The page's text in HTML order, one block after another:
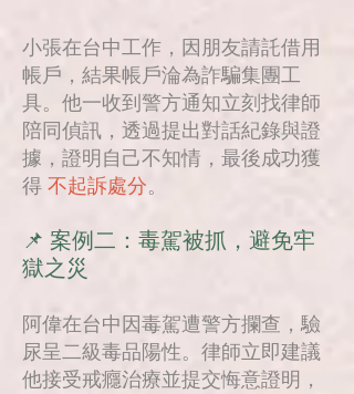
小張在台中工作，因朋友請託借用
帳戶，結果帳戶淪為詐騙集團工
具。他一收到警方通知立刻找律師
陪同偵訊，透過提出對話紀錄與證
據，證明自己不知情，最後成功獲
得 不起訴處分。
📌 案例二：毒駕被抓，避免牢
獄之災
阿偉在台中因毒駕遭警方攔查，驗
尿呈二級毒品陽性。律師立即建議
他接受戒癮治療並提交悔意證明，